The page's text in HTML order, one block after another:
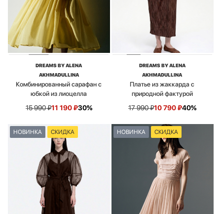
DREAMS BY ALENA
AKHMADULLINA
Комбинированный сарафан с
юбкой из лиоцелла
15 990₽11 190₽30%
DREAMS BY ALENA
AKHMADULLINA
Платье из жаккарда с
природной фактурой
17 990₽10 790₽40%
НОВИНКА СКИДКА НОВИНКА СКИДКА